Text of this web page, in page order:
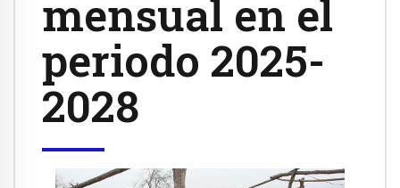
mensual en el
periodo 2025-
2028